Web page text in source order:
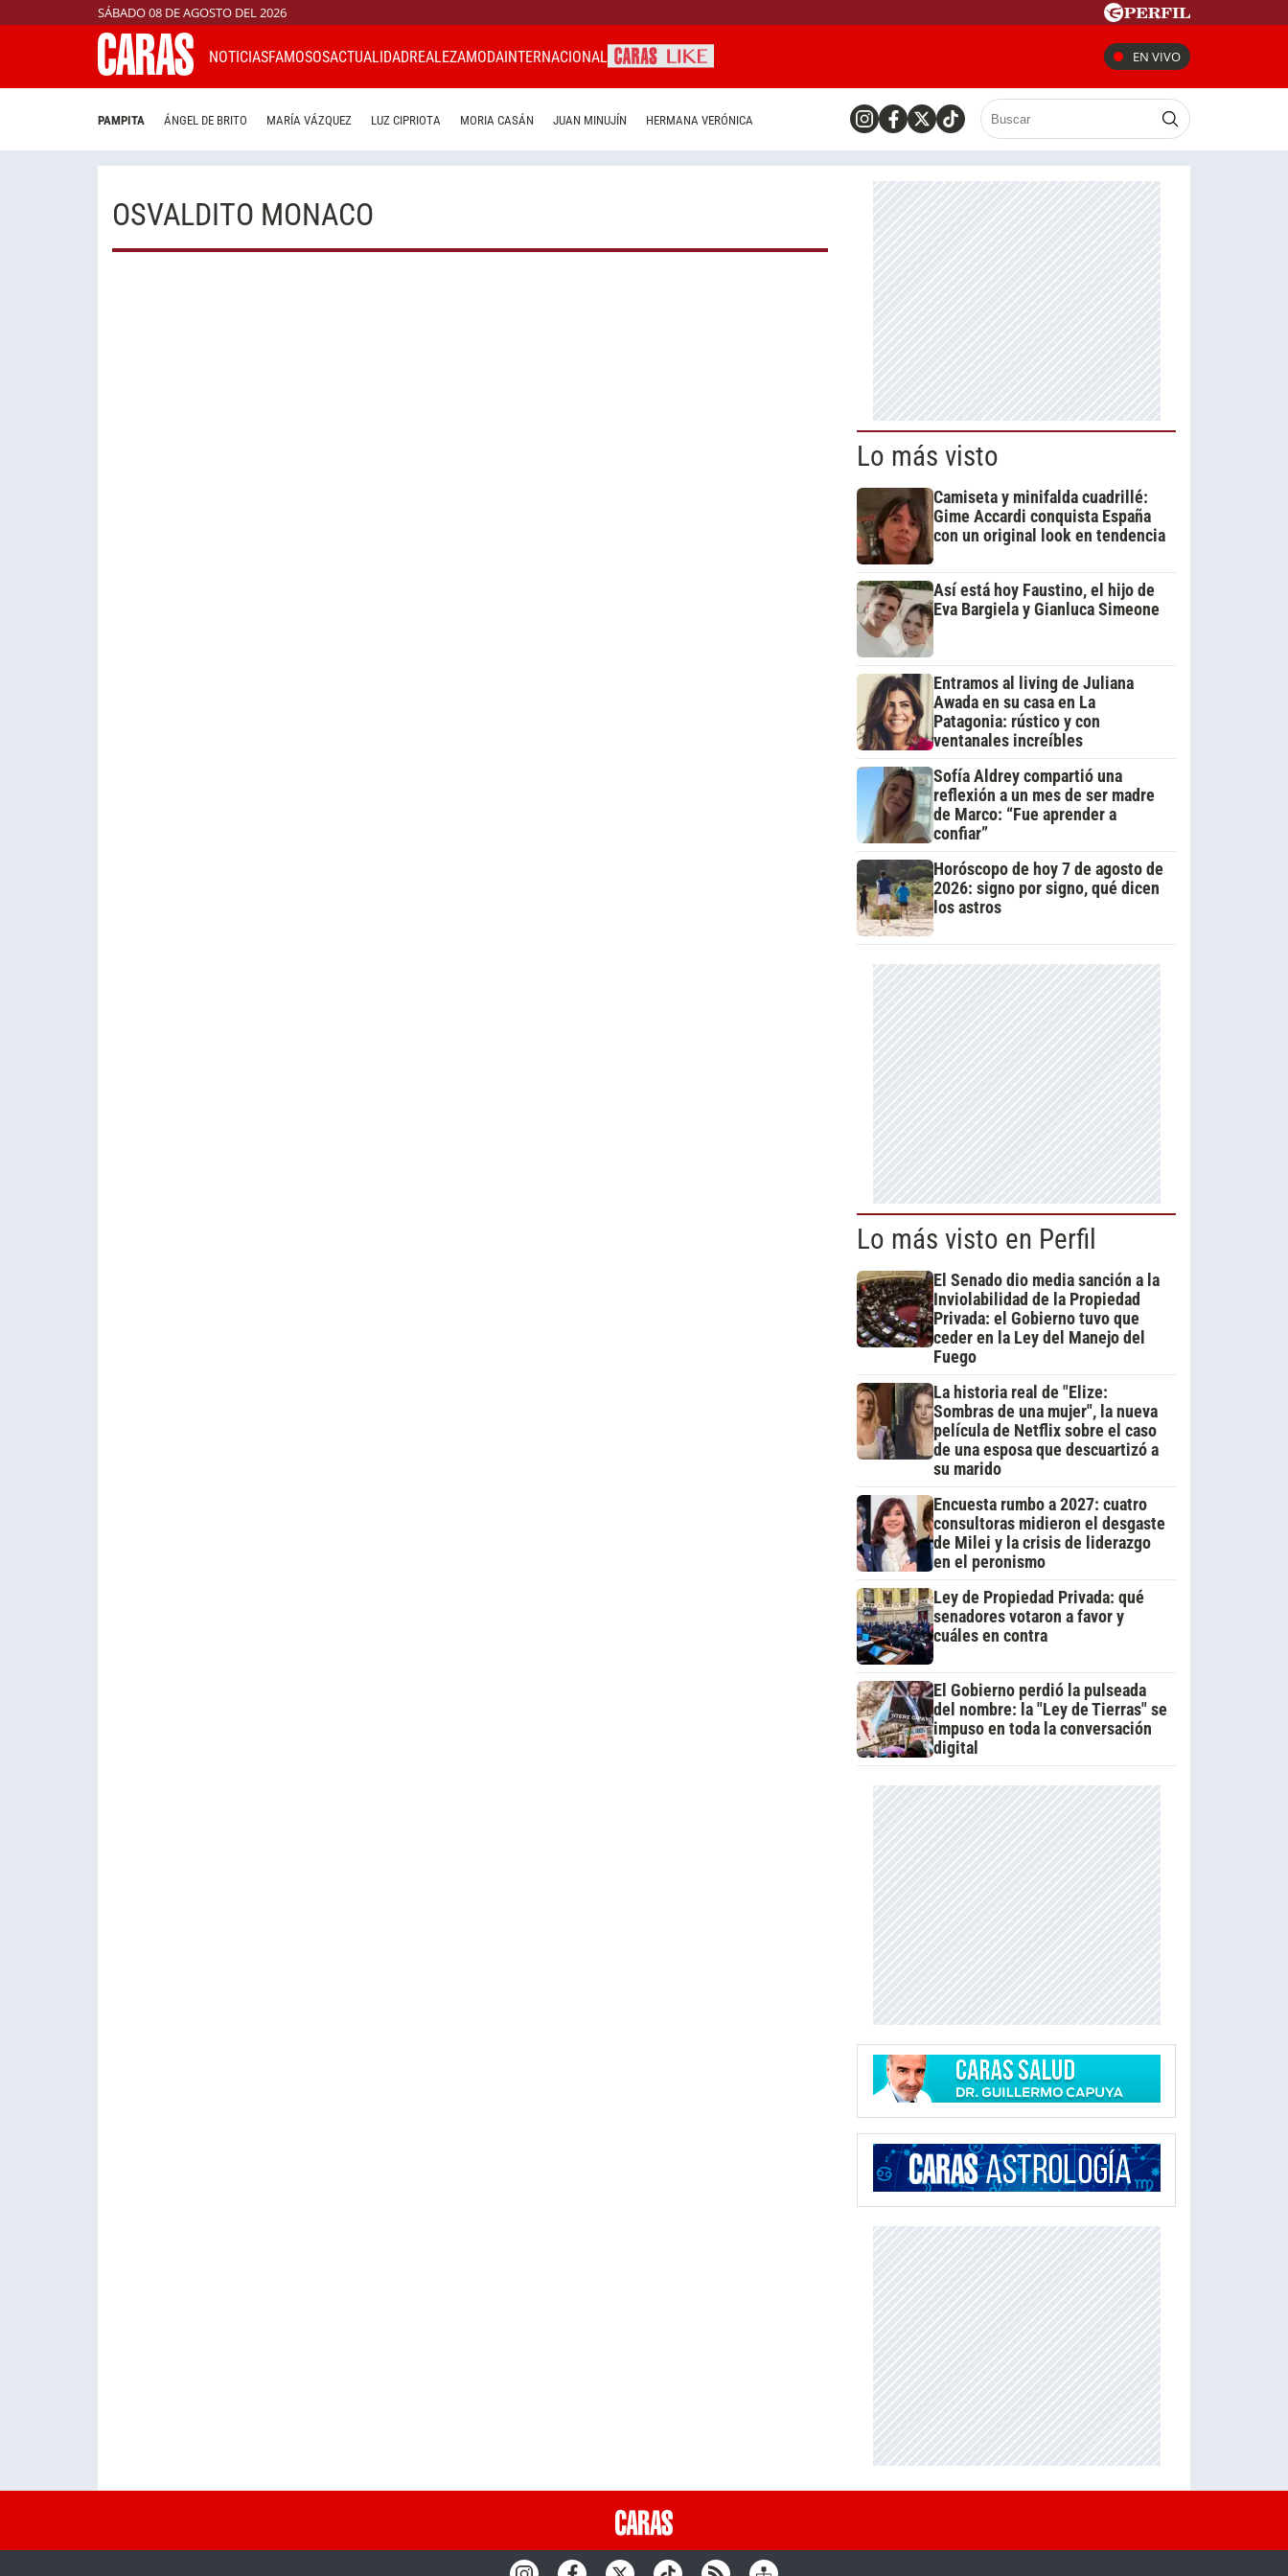
SÁBADO 08 DE AGOSTO DEL 2026
NOTICIASFAMOSOSACTUALIDADREALEZAMODAINTERNACIONAL EN VIVO
PAMPITA ÁNGEL DE BRITO MARÍA VÁZQUEZ LUZ CIPRIOTA MORIA CASÁN JUAN MINUJÍN HERMANA VERÓNICA
OSVALDITO MONACO
Lo más visto
Camiseta y minifalda cuadrillé:
Gime Accardi conquista España
con un original look en tendencia
Así está hoy Faustino, el hijo de
Eva Bargiela y Gianluca Simeone
Entramos al living de Juliana
Awada en su casa en La
Patagonia: rústico y con
ventanales increíbles
Sofía Aldrey compartió una
reflexión a un mes de ser madre
de Marco: “Fue aprender a
confiar”
Horóscopo de hoy 7 de agosto de
2026: signo por signo, qué dicen
los astros
Lo más visto en Perfil
El Senado dio media sanción a la
Inviolabilidad de la Propiedad
Privada: el Gobierno tuvo que
ceder en la Ley del Manejo del
Fuego
La historia real de "Elize:
Sombras de una mujer", la nueva
película de Netflix sobre el caso
de una esposa que descuartizó a
su marido
Encuesta rumbo a 2027: cuatro
consultoras midieron el desgaste
de Milei y la crisis de liderazgo
en el peronismo
Ley de Propiedad Privada: qué
senadores votaron a favor y
cuáles en contra
El Gobierno perdió la pulseada
del nombre: la "Ley de Tierras" se
impuso en toda la conversación
digital